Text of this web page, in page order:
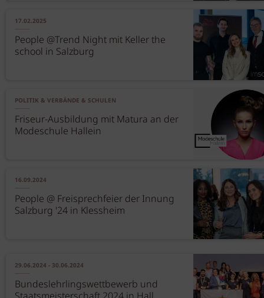
17.02.2025
People @Trend Night mit Keller the
school in Salzburg
POLITIK & VERBÄNDE & SCHULEN
Friseur-Ausbildung mit Matura an der
Modeschule Hallein
16.09.2024
People @ Freisprechfeier der Innung
Salzburg '24 in Klessheim
29.06.2024 - 30.06.2024
Bundeslehrlingswettbewerb und